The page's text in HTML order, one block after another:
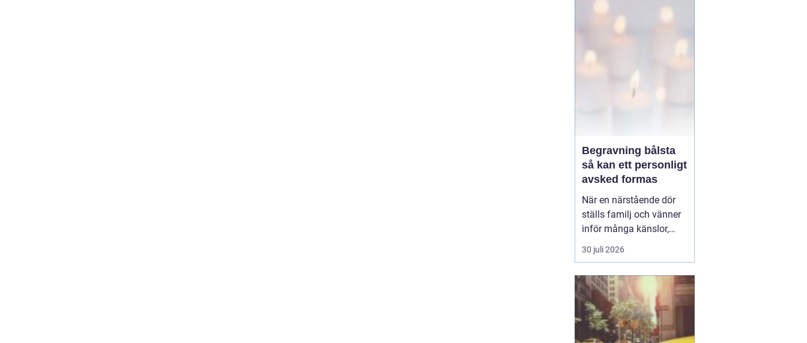
komma tillbaka. När
kraven på komfort,
Begravning bålsta
så kan ett personligt
avsked formas
När en närstående dör
ställs familj och vänner
inför många känslor,
men också praktiska
beslut.
ceremoni i någon av
Håbo församlings kyrkor
eller ka...
30 juli 2026